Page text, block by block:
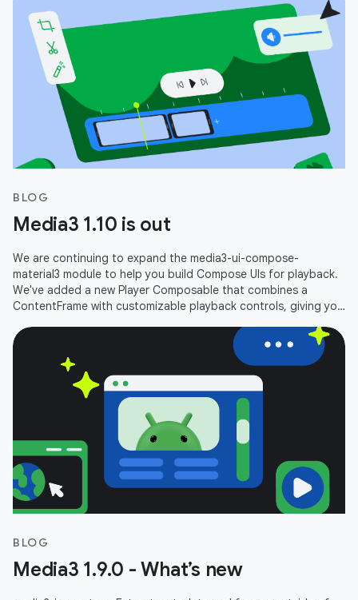
BLOG
Media3 1.10 is out
We are continuing to expand the media3-ui-compose-
material3 module to help you build Compose UIs for playback.
We've added a new Player Composable that combines a
ContentFrame with customizable playback controls, giving you
BLOG
Media3 1.9.0 - What’s new